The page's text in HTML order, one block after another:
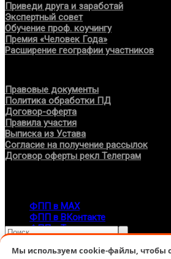
Приведи друга и заработай
Экспертный совет
Обучение проф. коучингу
Премия «Человек Года»
Расширение географии участников
Правовые документы
Политика обработки ПД
Договор-оферта
Правила участия
Выписка из Устава
Согласие на получение рассылок
Договор оферты рекл Телеграм
ФПП в МАХ
ФПП в ВКонтакте
ФПП в Телеграм
7-495-127-10-45
Мы используем cookie-файлы, чтобы